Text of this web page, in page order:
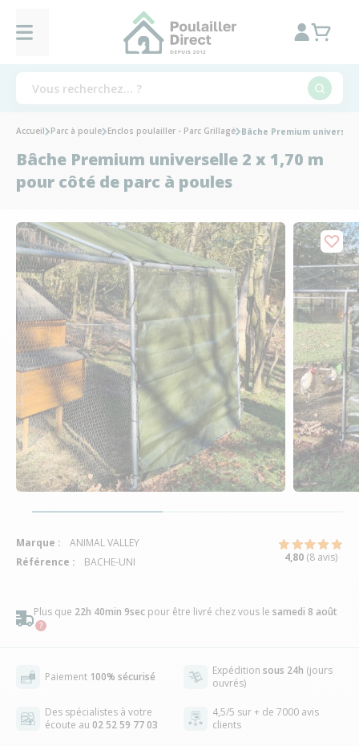
Plus que 22h 40min 8sec pour être livré chez vous le samedi 8 août
Paiement 100% sécurisé Expédition sous 24h (jours
ouvrés)
Des spécialistes à votre
écoute au 02 52 59 77 03
4,5/5 sur + de 7000 avis
clients
Accueil Parc à poule Enclos poulailler - Parc Grillagé Bâche Premium
Bâche Premium universelle 2 x 1,70 m
pour côté de parc à poules
Marque :
ANIMAL VALLEY
Référence :
BACHE-UNI 4,80 (8 avis)